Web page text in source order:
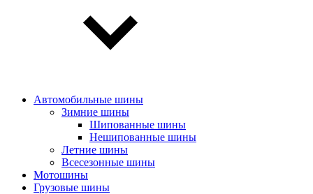
Автомобильные шины
Зимние шины
Шипованные шины
Нешипованные шины
Летние шины
Всесезонные шины
Мотошины
Грузовые шины